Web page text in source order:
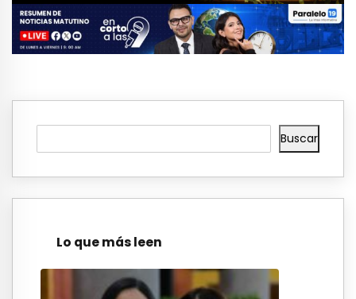
Buscar
Lo que más leen